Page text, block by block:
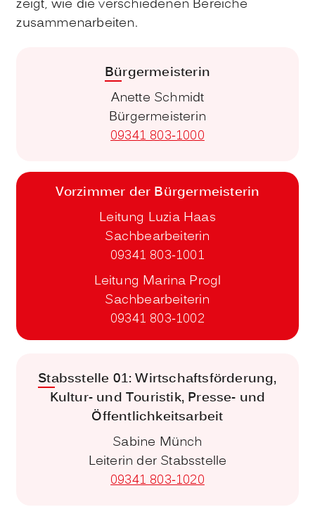
zeigt, wie die verschiedenen Bereiche
zusammenarbeiten.
Bürgermeisterin
Anette Schmidt
Bürgermeisterin
09341 803-1000
Vorzimmer der Bürgermeisterin
Leitung Luzia Haas
Sachbearbeiterin
09341 803-1001
Leitung Marina Progl
Sachbearbeiterin
09341 803-1002
Stabsstelle 01: Wirtschaftsförderung,
Kultur- und Touristik, Presse- und
Öffentlichkeitsarbeit
Sabine Münch
Leiterin der Stabsstelle
09341 803-1020